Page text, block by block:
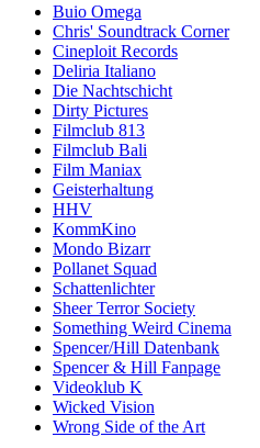
Buio Omega
Chris' Soundtrack Corner
Cineploit Records
Deliria Italiano
Die Nachtschicht
Dirty Pictures
Filmclub 813
Filmclub Bali
Film Maniax
Geisterhaltung
HHV
KommKino
Mondo Bizarr
Pollanet Squad
Schattenlichter
Sheer Terror Society
Something Weird Cinema
Spencer/Hill Datenbank
Spencer & Hill Fanpage
Videoklub K
Wicked Vision
Wrong Side of the Art